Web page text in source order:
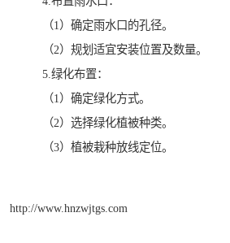
（1）确定雨水口的孔径。
（2）规划适宜安装位置及数量。
5.绿化布置：
（1）确定绿化方式。
（2）选择绿化植被种类。
（3）植被栽种放线定位。
http://www.hnzwjtgs.com